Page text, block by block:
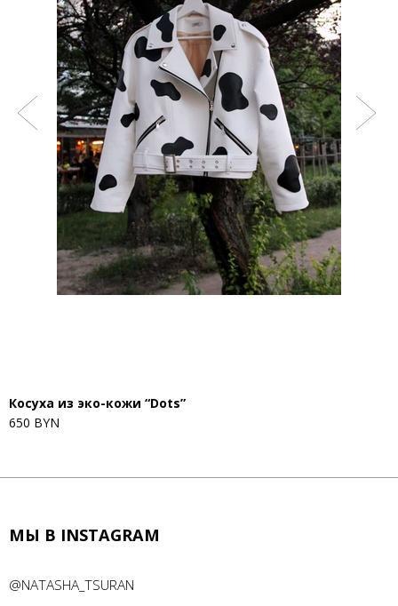
Косуха из эко-кожи “Dots”
650 BYN
МЫ В INSTAGRAM
@NATASHA_TSURAN